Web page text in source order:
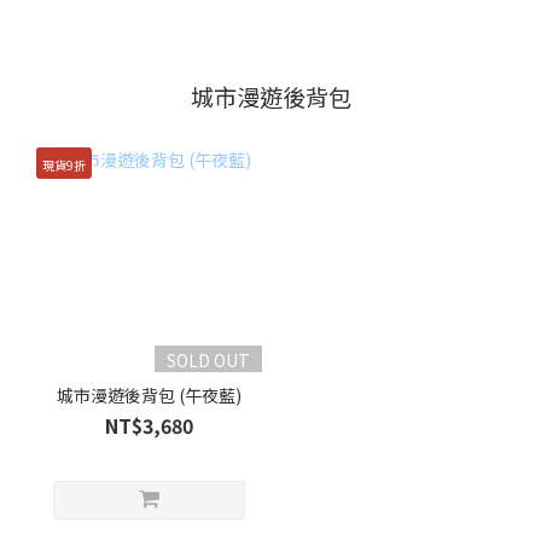
城市漫遊後背包
現貨9折
SOLD OUT
城市漫遊後背包 (午夜藍)
NT$3,680